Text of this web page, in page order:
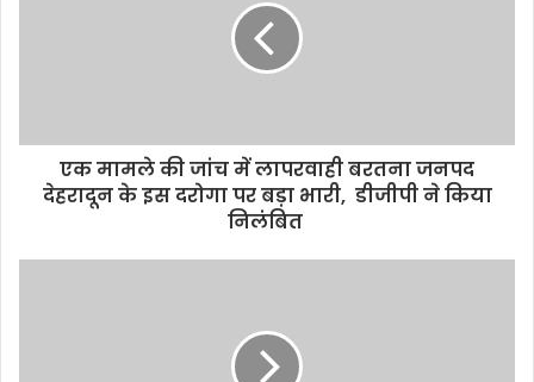
एक मामले की जांच में लापरवाही बरतना जनपद
देहरादून के इस दरोगा पर बड़ा भारी, डीजीपी ने किया
निलंबित